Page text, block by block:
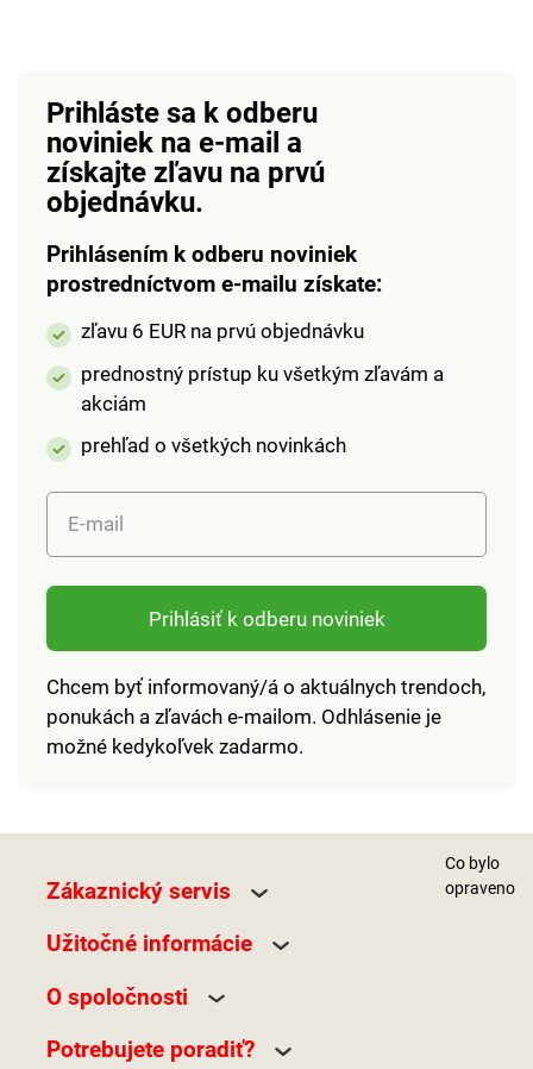
Prihláste sa k odberu
noviniek na e-mail a
získajte zľavu na prvú
objednávku.
Prihlásením k odberu noviniek
prostredníctvom e-mailu získate:
zľavu 6 EUR na prvú objednávku
prednostný prístup ku všetkým zľavám a
akciám
prehľad o všetkých novinkách
E-mail
Prihlásiť k odberu noviniek
Chcem byť informovaný/á o aktuálnych trendoch,
ponukách a zľavách e-mailom. Odhlásenie je
možné kedykoľvek zadarmo.
Zákaznický servis
Užitočné informácie
O spoločnosti
Potrebujete poradiť?
Co bylo
opraveno